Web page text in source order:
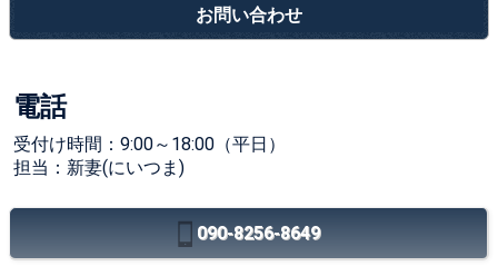
お問い合わせ
電話
受付け時間：9:00～18:00（平日）
担当：新妻(にいつま)
090-8256-8649